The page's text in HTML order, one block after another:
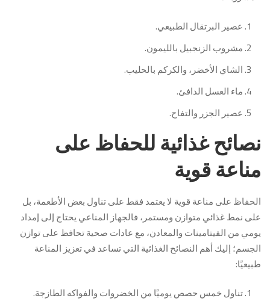
عصير البرتقال الطبيعي.
مشروب الزنجبيل بالليمون.
الشاي الأخضر، والكركم بالحليب.
ماء العسل الدافئ.
عصير الجزر والتفاح.
نصائح غذائية للحفاظ على
مناعة قوية
الحفاظ على مناعة قوية لا يعتمد فقط على تناول بعض الأطعمة، بل
على نمط غذائي متوازن ومستمر، فالجهاز المناعي يحتاج إلى إمداد
يومي من الفيتامينات والمعادن، مع عادات صحية تحافظ على توازن
الجسم؛ إليك أهم النصائح الغذائية التي تساعد في تعزيز المناعة
طبيعيًا:
تناول خمس حصص يوميًا من الخضروات والفواكه الطازجة.